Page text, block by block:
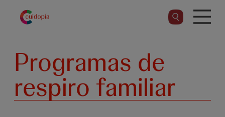
contenido
Programas de
respiro familiar